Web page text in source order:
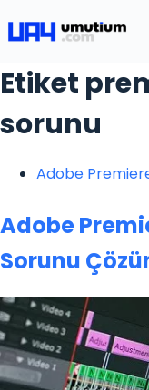
Etiket
sorunu
Adobe
Adobe
Sorunu